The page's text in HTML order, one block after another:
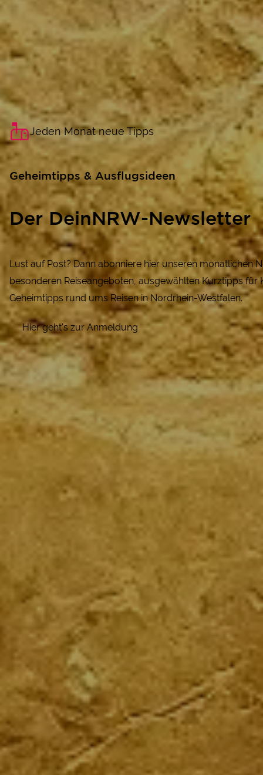
Jeden Monat neue Tipps
Geheimtipps & Ausflugsideen
Der DeinNRW-Newsletter
Lust auf Post? Dann abonniere hier unseren monatlichen
besonderen Reiseangeboten, ausgewählten Kurztipps für
Geheimtipps rund ums Reisen in Nordrhein-Westfalen.
Hier geht's zur Anmeldung